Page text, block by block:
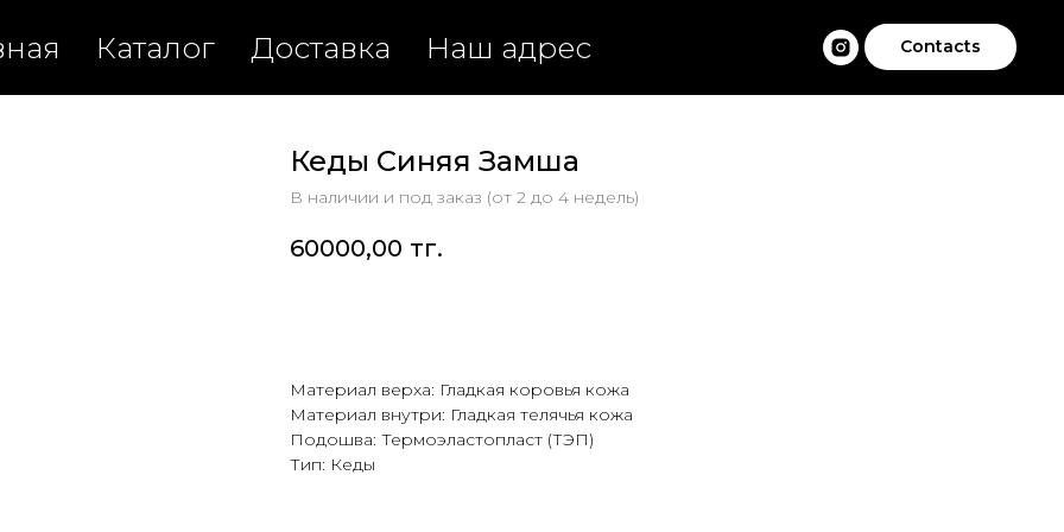
Каталог Доставка Наш адрес Contacts
Кеды Синяя Замша
В наличии и под заказ (от 2 до 4 недель)
60000,00 тг.
Материал верха: Гладкая коровья кожа
Материал внутри: Гладкая телячья кожа
Подошва: Термоэластопласт (ТЭП)
Тип: Кеды